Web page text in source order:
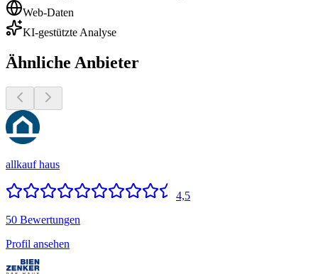
Web-Daten
KI-gestützte Analyse
Ähnliche Anbieter
allkauf haus
4,5
50 Bewertungen
Profil ansehen